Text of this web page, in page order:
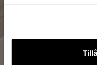
Snabb, praktisk